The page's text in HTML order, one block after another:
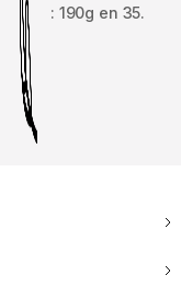
: 190g en 35.